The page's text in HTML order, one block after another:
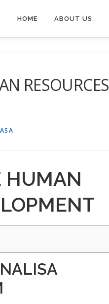
HOME ABOUT US
RESOURCES
HUMAN